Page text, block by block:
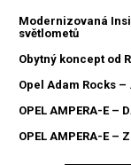
Modernizovaná
světlometů
Obytný koncept od
Opel Adam Rocks –
OPEL AMPERA-E –
OPEL AMPERA-E